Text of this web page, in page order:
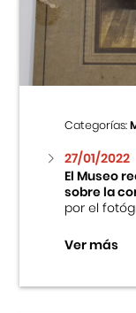
Centro
Museo de
Fondo
Teatro
Categorías:
27/01/2022
El Museo
sobre la
por el
Ver más